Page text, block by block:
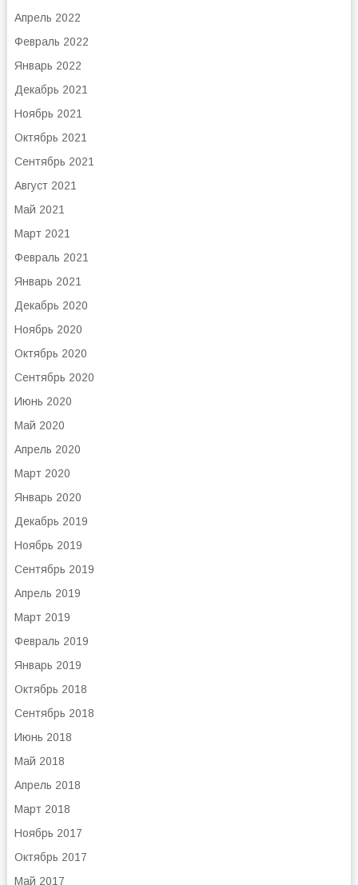
Апрель 2022
Февраль 2022
Январь 2022
Декабрь 2021
Ноябрь 2021
Октябрь 2021
Сентябрь 2021
Август 2021
Май 2021
Март 2021
Февраль 2021
Январь 2021
Декабрь 2020
Ноябрь 2020
Октябрь 2020
Сентябрь 2020
Июнь 2020
Май 2020
Апрель 2020
Март 2020
Январь 2020
Декабрь 2019
Ноябрь 2019
Сентябрь 2019
Апрель 2019
Март 2019
Февраль 2019
Январь 2019
Октябрь 2018
Сентябрь 2018
Июнь 2018
Май 2018
Апрель 2018
Март 2018
Ноябрь 2017
Октябрь 2017
Май 2017